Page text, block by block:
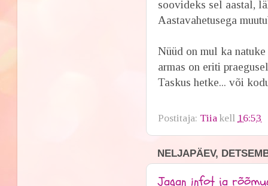
soovideks sel aastal,
Aastavahetusega
Nüüd on mul ka
armas on eriti
Taskus hetke... või
Postitaja: Tiia kell 16:53
NELJAPÄEV,
Jagan infot ja